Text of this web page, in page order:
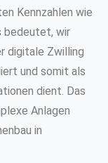
Kennzahlen wie
bedeutet, wir
digitale Zwilling
und somit als
dient. Das
Anlagen
in